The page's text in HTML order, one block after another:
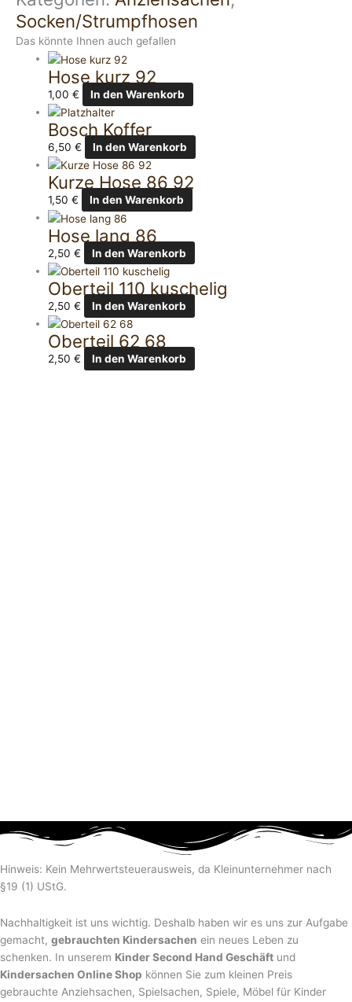
Socken/Strumpfhosen
Das könnte Ihnen auch gefallen
Hose kurz 92
1,00€ In den Warenkorb
Bosch Koffer
6,50€ In den Warenkorb
Kurze Hose 86 92
1,50€ In den Warenkorb
Hose lang 86
2,50€ In den Warenkorb
Oberteil 110 kuschelig
2,50€ In den Warenkorb
Oberteil 62 68
2,50€ In den Warenkorb
Hinweis: Kein Mehrwertsteuerausweis, da Kleinunternehmer nach
§19 (1) UStG.
Nachhaltigkeit ist uns wichtig. Deshalb haben wir es uns zur Aufgabe
gemacht, gebrauchten Kindersachen ein neues Leben zu
schenken. In unserem Kinder Second Hand Geschäft und
Kindersachen Online Shop können Sie zum kleinen Preis
gebrauchte Anziehsachen, Spiel­sachen, Spiele, Möbel für Kinder